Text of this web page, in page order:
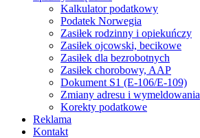
Kalkulator podatkowy
Podatek Norwegia
Zasiłek rodzinny i opiekuńczy
Zasiłek ojcowski, becikowe
Zasiłek dla bezrobotnych
Zasiłek chorobowy, AAP
Dokument S1 (E-106/E-109)
Zmiany adresu i wymeldowania
Korekty podatkowe
Reklama
Kontakt